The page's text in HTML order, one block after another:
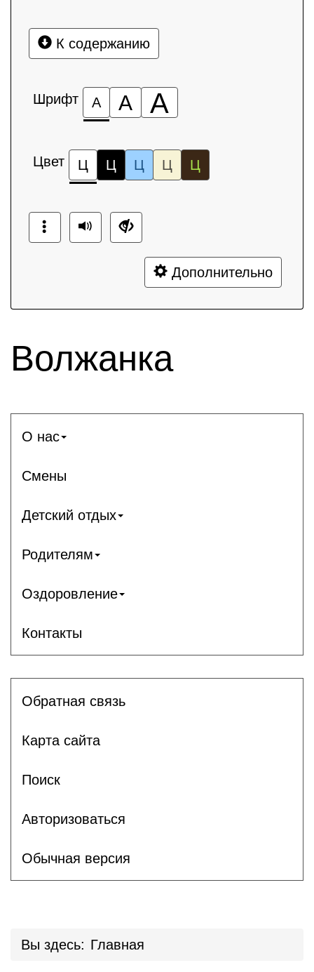
К содержанию
Шрифт А А А
Цвет Ц Ц Ц Ц Ц
Дополнительно
Волжанка
О нас
Смены
Детский отдых
Родителям
Оздоровление
Контакты
Обратная связь
Карта сайта
Поиск
Авторизоваться
Обычная версия
Вы здесь: Главная